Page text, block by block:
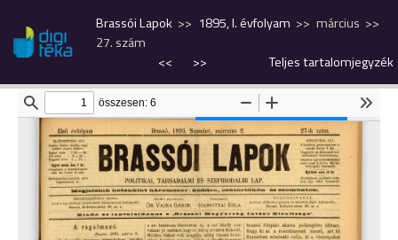
Brassói Lapok 1895, I. évfolyam
március
27. szám
<<
>> Teljes tartalomjegyzék